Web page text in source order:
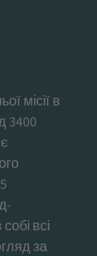
місії в
3400
всі
за